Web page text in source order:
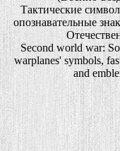
Тактические
опознавательные
Second world war:
warplanes' symbols,
and